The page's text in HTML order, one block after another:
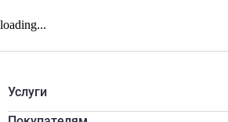
loading...
Услуги